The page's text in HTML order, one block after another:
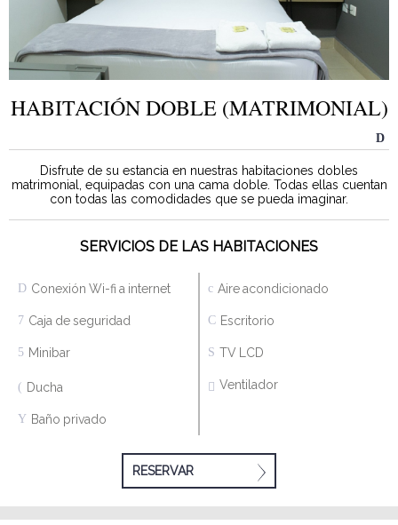
HABITACIÓN DOBLE (MATRIMONIAL)
Disfrute de su estancia en nuestras habitaciones dobles
matrimonial, equipadas con una cama doble. Todas ellas cuentan
con todas las comodidades que se pueda imaginar.
SERVICIOS DE LAS HABITACIONES
Conexión Wi-fi a internet Aire acondicionado
Caja de seguridad Escritorio
Minibar TV LCD
Ducha Ventilador
Baño privado
RESERVAR